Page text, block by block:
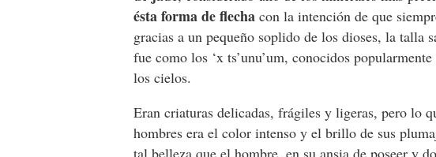
ésta forma de flecha con la intención de que
gracias a un pequeño soplido de los dioses, la talla
fue como los ‘x ts’unu’um, conocidos
los cielos.
Eran criaturas delicadas, frágiles y ligeras, pero lo
hombres era el color intenso y el brillo de sus
tal belleza que el hombre, en su ansia de poseer y